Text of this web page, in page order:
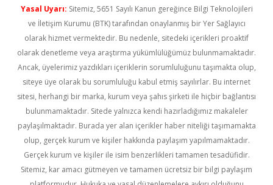
Yasal Uyarı: Sitemiz, 5651 Sayılı Kanun gereğince Bilgi Teknolojileri
ve İletişim Kurumu (BTK) tarafından onaylanmış bir Yer Sağlayıcı
olarak hizmet vermektedir. Bu nedenle, sitedeki içerikleri proaktif
olarak denetleme veya araştırma yükümlülüğümüz bulunmamaktadır.
Ancak, üyelerimiz yazdıkları içeriklerin sorumluluğunu taşımakta olup,
siteye üye olarak bu sorumluluğu kabul etmiş sayılırlar. Bu internet
sitesi, herhangi bir marka, kurum veya şahıs şirketi ile hiçbir bağlantısı
bulunmamaktadır. Sitede yalnızca kendi hazırladığımız makaleler
paylaşılmaktadır. Burada yer alan içerikler haber niteliği taşımamakta
olup, gerçek kurum ve kişiler hakkında paylaşım yapılmamaktadır.
Gerçek kurum ve kişiler ile isim benzerlikleri tamamen tesadüfidir.
Sitemiz, kar amacı gütmeyen ve tamamen ücretsiz bir bilgi paylaşım